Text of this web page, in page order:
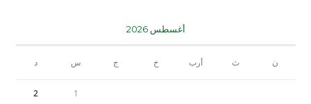
أغسطس 2026
ن ث أرب خ ج س د
1
2